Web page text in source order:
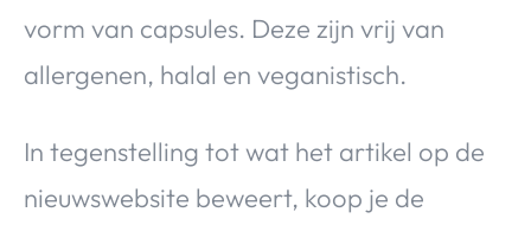
vorm van capsules. Deze zijn vrij van
allergenen, halal en veganistisch.
In tegenstelling tot wat het artikel op de
nieuwswebsite beweert, koop je de